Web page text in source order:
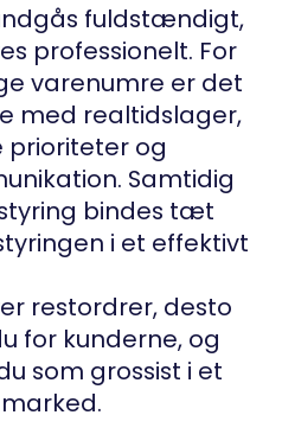
fuldstændigt,
professionelt. For
varenumre er det
med realtidslager,
prioriteter og
Samtidig
bindes tæt
i et effektivt
restordrer, desto
for kunderne, og
som grossist i et